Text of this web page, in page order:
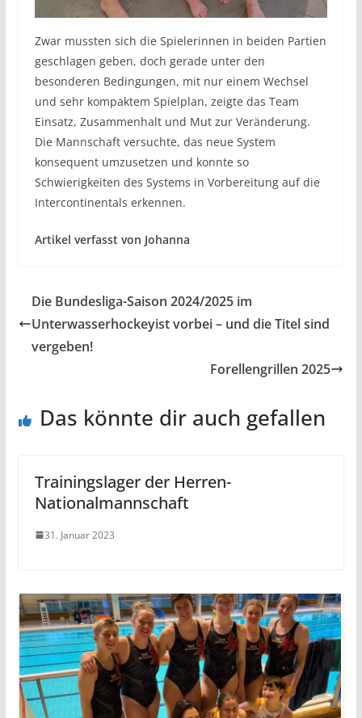
Zwar mussten sich die Spielerinnen in beiden Partien
geschlagen geben, doch gerade unter den
besonderen Bedingungen, mit nur einem Wechsel
und sehr kompaktem Spielplan, zeigte das Team
Einsatz, Zusammenhalt und Mut zur Veränderung.
Die Mannschaft versuchte, das neue System
konsequent umzusetzen und konnte so
Schwierigkeiten des Systems in Vorbereitung auf die
Intercontinentals erkennen.
Artikel verfasst von Johanna
Die Bundesliga-Saison 2024/2025 im
Unterwasserhockeyist vorbei – und die Titel sind
vergeben!
Forellengrillen 2025
Das könnte dir auch gefallen
Trainingslager der Herren-
Nationalmannschaft
31. Januar 2023